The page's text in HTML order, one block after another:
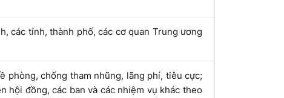
các tỉnh, thành phố, các cơ quan Trung ương
phòng, chống tham nhũng, lãng phí, tiêu cực;
hội đồng, các ban và các nhiệm vụ khác theo